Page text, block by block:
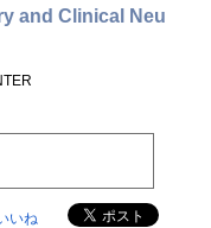
and Clinical Neu
いね